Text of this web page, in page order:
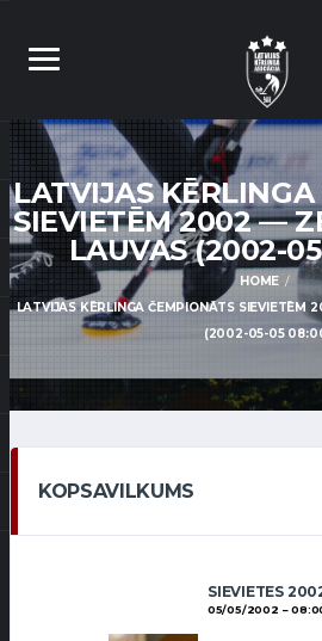
LATVIJAS
SIEVIETĒM 2002 —
LAUVAS (2002-
HOME
LATVIJAS KĒRLINGA ČEMPIONĀTS SIEVIETĒM
(2002-05-05
KOPSAVILKUMS
SIEVIETES
05/05/2002